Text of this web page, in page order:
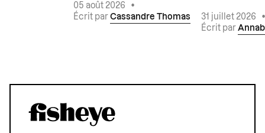
05 août 2026
•
Écrit par Cassandre Thomas 31 juillet 2026
Écrit par